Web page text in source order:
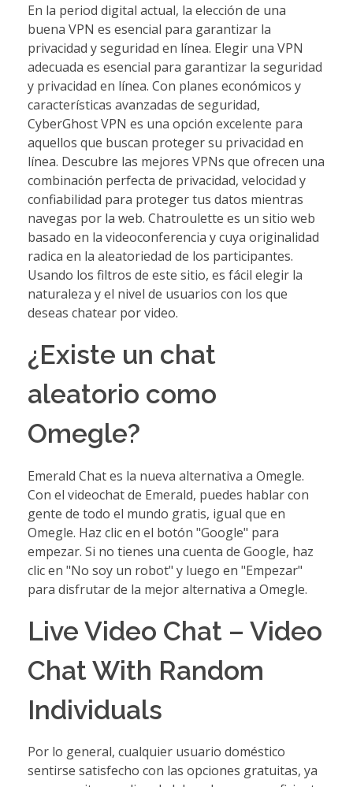
En la period digital actual, la elección de una
buena VPN es esencial para garantizar la
privacidad y seguridad en línea. Elegir una VPN
adecuada es esencial para garantizar la seguridad
y privacidad en línea. Con planes económicos y
características avanzadas de seguridad,
CyberGhost VPN es una opción excelente para
aquellos que buscan proteger su privacidad en
línea. Descubre las mejores VPNs que ofrecen una
combinación perfecta de privacidad, velocidad y
confiabilidad para proteger tus datos mientras
navegas por la web. Chatroulette es un sitio web
basado en la videoconferencia y cuya originalidad
radica en la aleatoriedad de los participantes.
Usando los filtros de este sitio, es fácil elegir la
naturaleza y el nivel de usuarios con los que
deseas chatear por video.
¿Existe un chat
aleatorio como
Omegle?
Emerald Chat es la nueva alternativa a Omegle.
Con el videochat de Emerald, puedes hablar con
gente de todo el mundo gratis, igual que en
Omegle. Haz clic en el botón "Google" para
empezar. Si no tienes una cuenta de Google, haz
clic en "No soy un robot" y luego en "Empezar"
para disfrutar de la mejor alternativa a Omegle.
Live Video Chat – Video
Chat With Random
Individuals
Por lo general, cualquier usuario doméstico
sentirse satisfecho con las opciones gratuitas, ya